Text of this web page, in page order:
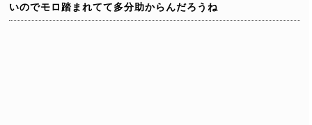
いのでモロ踏まれてて多分助からんだろうね